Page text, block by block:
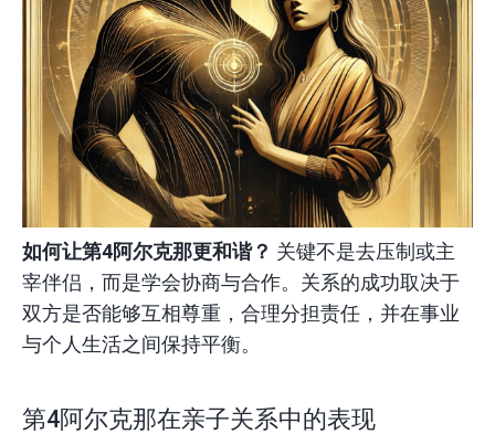
如何让第4阿尔克那更和谐？ 关键不是去压制或主
宰伴侣，而是学会协商与合作。关系的成功取决于
双方是否能够互相尊重，合理分担责任，并在事业
与个人生活之间保持平衡。
第4阿尔克那在亲子关系中的表现